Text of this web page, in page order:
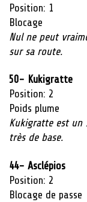
Position: 1
Blocage
Nul ne peut
sur sa route.
50- Kukigratte
Position: 2
Poids plume
Kukigratte est un
très de base.
44- Asclépios
Position: 2
Blocage de passe